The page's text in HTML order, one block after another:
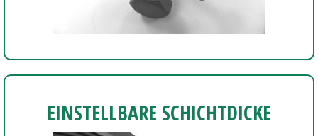
EINSTELLBARE SCHICHTDICKE